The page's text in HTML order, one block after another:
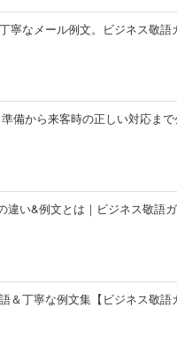
寧なメール例文。ビジネス敬語
備から来客時の正しい対応まで
い&例文とは｜ビジネス敬語
丁寧な例文集【ビジネス敬語